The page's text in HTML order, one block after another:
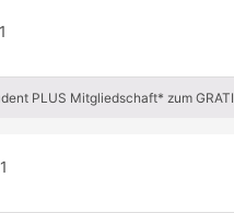
PLUS Mitgliedschaft* zum